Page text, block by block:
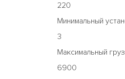
220
Минимальный
3
Максимальный
6900